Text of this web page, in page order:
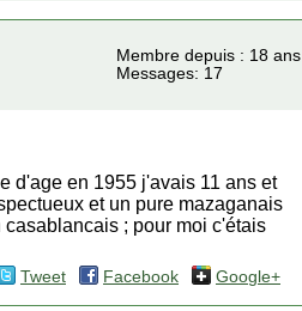
Membre depuis : 18 ans
Messages: 17
d'age en 1955 j'avais 11 ans et
et un pure mazaganais
; pour moi c'étais
Tweet Facebook Google+